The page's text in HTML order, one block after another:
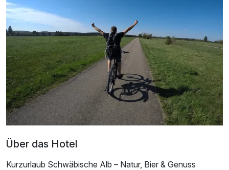
Für 3 Tage p.P. ab292,00 €
Doppelzimmer Klassik
2 Erwachsene und 2 Kinder
Über das Hotel
Kurzurlaub Schwäbische Alb – Natur, Bier & Genuss